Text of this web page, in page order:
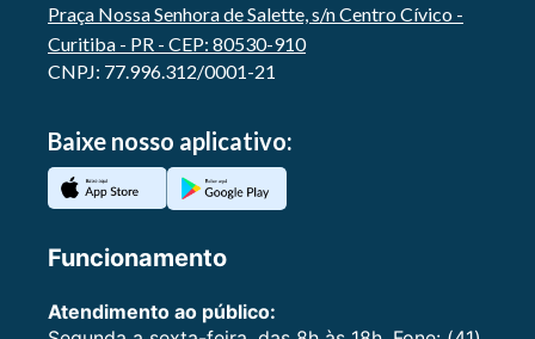
Praça Nossa Senhora de Salette, s/n Centro Cívico -
Curitiba - PR - CEP: 80530-910
CNPJ: 77.996.312/0001-21
Baixe nosso aplicativo:
Funcionamento
Atendimento ao público: